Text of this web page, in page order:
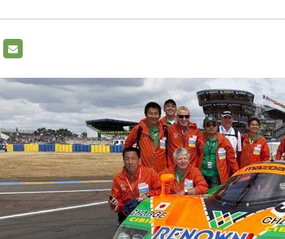
MAIL